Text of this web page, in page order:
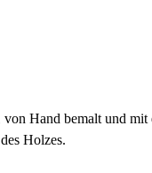
Hand bemalt und
Holzes.